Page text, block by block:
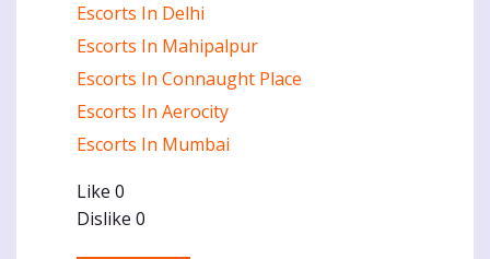
Escorts In Delhi
Escorts In Mahipalpur
Escorts In Connaught Place
Escorts In Aerocity
Escorts In Mumbai
Like 0
Dislike 0